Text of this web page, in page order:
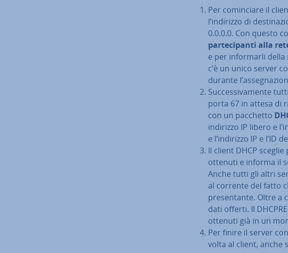
Per co­min­cia­re il
l’indirizzo di
0.0.0.0. Con questo
par­te­ci­pan­ti alla
e per in­for­mar­li della
c’è un unico server
durante
Suc­ces­si­va­men­te
porta 67 in attesa di
con un pacchetto
indirizzo IP libero e
e l’indirizzo IP e l’ID
Il client DHCP
ottenuti e informa il
Anche tutti gli altri
al corrente del fatto
pre­sen­tan­te. Oltre a
dati offerti. Il
ottenuti già in un
Per finire il server
volta al client, anche